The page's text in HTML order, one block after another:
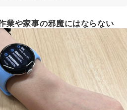
業や家事の邪魔にはならない